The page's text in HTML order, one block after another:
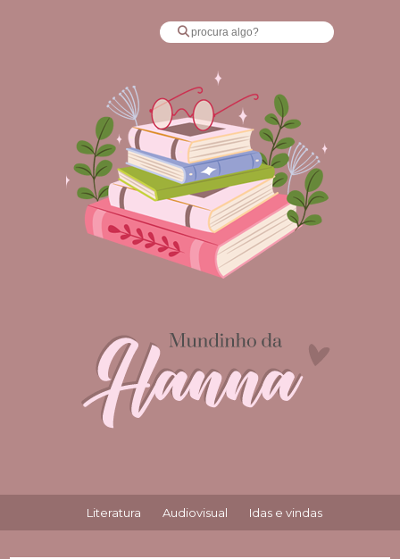
Literatura Audiovisual Idas e vindas